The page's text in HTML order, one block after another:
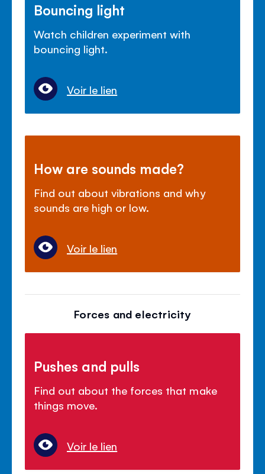
Bouncing light
Watch children experiment with
bouncing light.
Voir le lien
How are sounds made?
Find out about vibrations and why
sounds are high or low.
Voir le lien
Forces and electricity
Pushes and pulls
Find out about the forces that make
things move.
Voir le lien